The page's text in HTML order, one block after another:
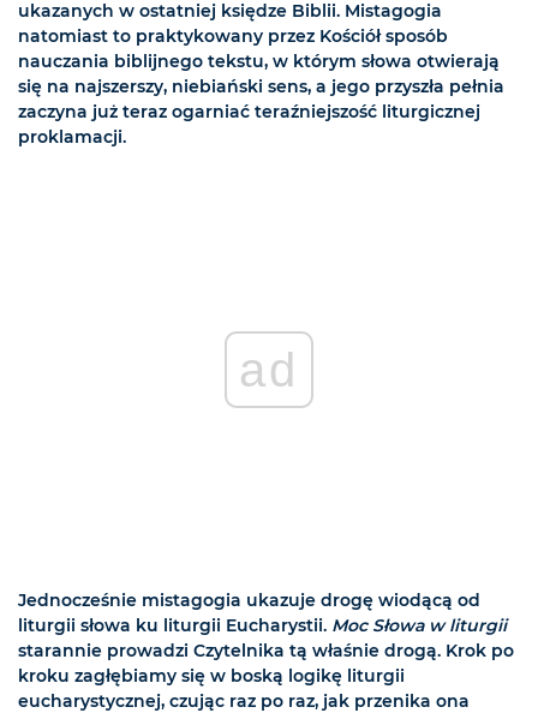
ukazanych w ostatniej księdze Biblii. Mistagogia
natomiast to praktykowany przez Kościół sposób
nauczania biblijnego tekstu, w którym słowa otwierają
się na najszerszy, niebiański sens, a jego przyszła pełnia
zaczyna już teraz ogarniać teraźniejszość liturgicznej
proklamacji.
ad
Jednocześnie mistagogia ukazuje drogę wiodącą od
liturgii słowa ku liturgii Eucharystii. Moc Słowa w liturgii
starannie prowadzi Czytelnika tą właśnie drogą. Krok po
kroku zagłębiamy się w boską logikę liturgii
eucharystycznej, czując raz po raz, jak przenika ona